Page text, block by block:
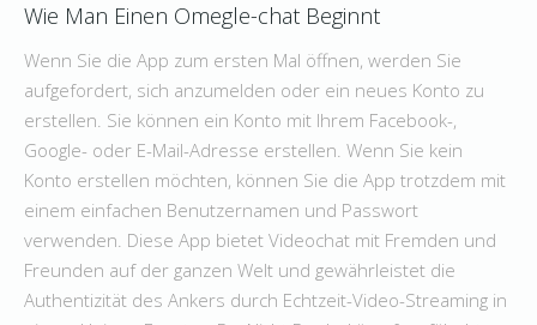
Wie Man Einen Omegle-chat Beginnt
Wenn Sie die App zum ersten Mal öffnen, werden Sie
aufgefordert, sich anzumelden oder ein neues Konto zu
erstellen. Sie können ein Konto mit Ihrem Facebook-,
Google- oder E-Mail-Adresse erstellen. Wenn Sie kein
Konto erstellen möchten, können Sie die App trotzdem mit
einem einfachen Benutzernamen und Passwort
verwenden. Diese App bietet Videochat mit Fremden und
Freunden auf der ganzen Welt und gewährleistet die
Authentizität des Ankers durch Echtzeit-Video-Streaming in